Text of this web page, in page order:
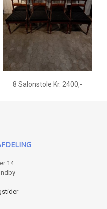
8 Salonstole Kr. 2400,-
14